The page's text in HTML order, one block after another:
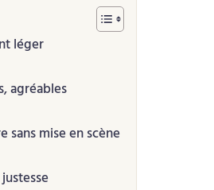
léger
agréables
sans mise en scène